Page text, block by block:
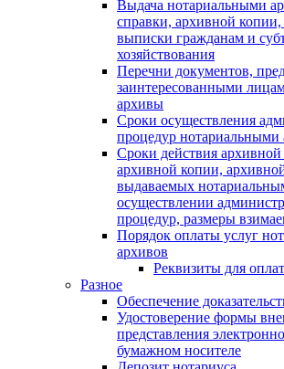
Выдача нотариальными
справки, архивной
выписки гражданам и
хозяйствования
Перечни документов,
заинтересованными
архивы
Сроки осуществления
процедур нотариальными
Сроки действия архивной
архивной копии,
выдаваемых
осуществлении
процедур, размеры
Порядок оплаты услуг
архивов
Реквизиты для
Разное
Обеспечение
Удостоверение формы
представления
бумажном носителе